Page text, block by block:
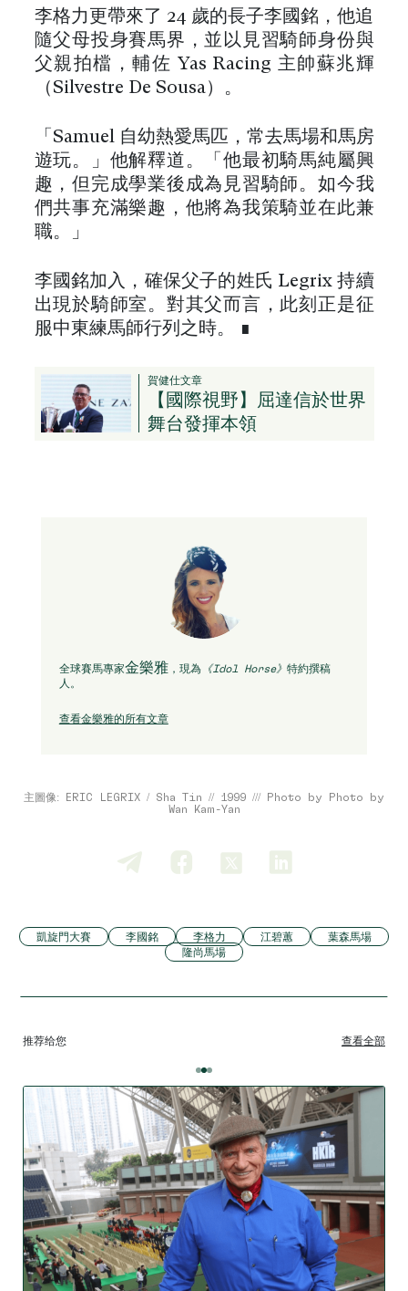
李格力更帶來了 24 歲的長子李國銘，他追
隨父母投身賽馬界，並以見習騎師身份與
父親拍檔，輔佐 Yas Racing 主帥蘇兆輝
（Silvestre De Sousa）。
「Samuel 自幼熱愛馬匹，常去馬場和馬房
遊玩。」他解釋道。「他最初騎馬純屬興
趣，但完成學業後成為見習騎師。如今我
們共事充滿樂趣，他將為我策騎並在此兼
職。」
李國銘加入，確保父子的姓氏 Legrix 持續
出現於騎師室。對其父而言，此刻正是征
服中東練馬師行列之時。 ∎
賀健仕文章
【國際視野】屈達信於世界
舞台發揮本領
全球賽馬專家金樂雅 ，現為《Idol Horse》 特約撰稿
人。
查看金樂雅的所有文章
主圖像: ERIC LEGRIX / Sha Tin // 1999 /// Photo by Photo by
Wan Kam-Yan
凱旋門大賽 李國銘 李格力 江碧蕙
葉森馬場
隆尚馬場
推荐给您 查看全部